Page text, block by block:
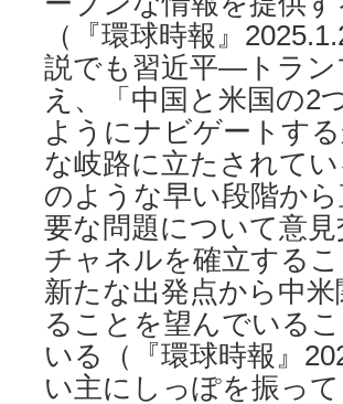
（『環球時報』
説でも習近平―トラン
え、「中国と米国の2
ようにナビゲートす
な岐路に立たされて
のような早い段階か
要な問題について意
チャネルを確立する
新たな出発点から中
ることを望んでいる
いる（『環球時報』
い主にしっぽを振っ